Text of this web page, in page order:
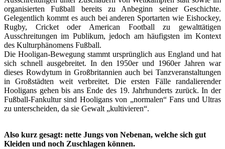
organisierten Fußball bereits zu Anbeginn seiner Geschichte.
Gelegentlich kommt es auch bei anderen Sportarten wie Eishockey,
Rugby, Cricket oder American Football zu gewalttätigen
Ausschreitungen im Publikum, jedoch am häufigsten im Kontext
des Kulturphänomens Fußball.
Die Hooligan-Bewegung stammt ursprünglich aus England und hat
sich schnell ausgebreitet. In den 1950er und 1960er Jahren war
dieses Rowdytum in Großbritannien auch bei Tanzveranstaltungen
in Großstädten weit verbreitet. Die ersten Fälle randalierender
Hooligans gehen bis ans Ende des 19. Jahrhunderts zurück. In der
Fußball-Fankultur sind Hooligans von „normalen“ Fans und Ultras
zu unterscheiden, da sie Gewalt „kultivieren“.
Also kurz gesagt: nette Jungs von Nebenan, welche sich gut
Kleiden und noch Zuschlagen können.